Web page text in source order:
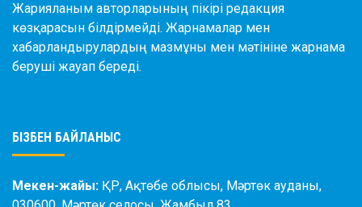
Жарияланым авторларының пікірі редакция
көзқарасын білдірмейді. Жарнамалар мен
хабарландырулардың мазмұны мен мәтініне жарнама
беруші жауап береді.
БІЗБЕН БАЙЛАНЫС
Мекен-жайы: ҚР, Ақтөбе облысы, Мәртөк ауданы,